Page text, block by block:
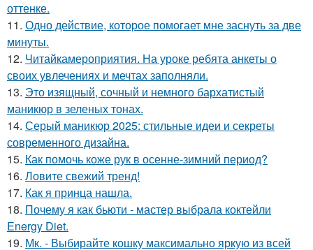
оттенке.
11. Одно действие, которое помогает мне заснуть за две
минуты.
12. Читайкамероприятия. На уроке ребята анкеты о
своих увлечениях и мечтах заполняли.
13. Это изящный, сочный и немного бархатистый
маникюр в зеленых тонах.
14. Серый маникюр 2025: стильные идеи и секреты
современного дизайна.
15. Как помочь коже рук в осенне-зимний период?
16. Ловите свежий тренд!
17. Как я принца нашла.
18. Почему я как бьюти - мастер выбрала коктейли
Energy Diet.
19. Мк. - Выбирайте кошку максимально яркую из всей